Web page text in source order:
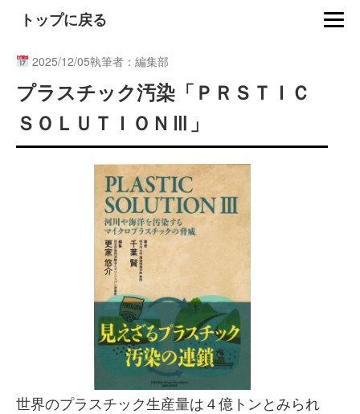
トップに戻る
2025/12/05執筆者：編集部
プラスチック汚染「ＰＲＳＴＩＣ
ＳＯＬＵＴＩＯＮⅢ」
世界のプラスチック生産量は４億トンとみられ